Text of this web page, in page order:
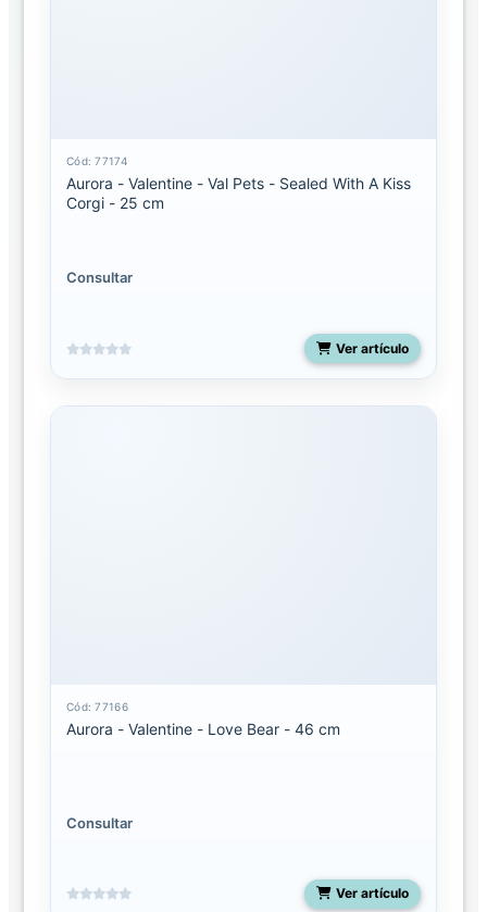
Cód: 77174
Aurora - Valentine - Val Pets - Sealed With A Kiss
Corgi - 25 cm
Consultar
Ver artículo
Cód: 77166
Aurora - Valentine - Love Bear - 46 cm
Consultar
Ver artículo